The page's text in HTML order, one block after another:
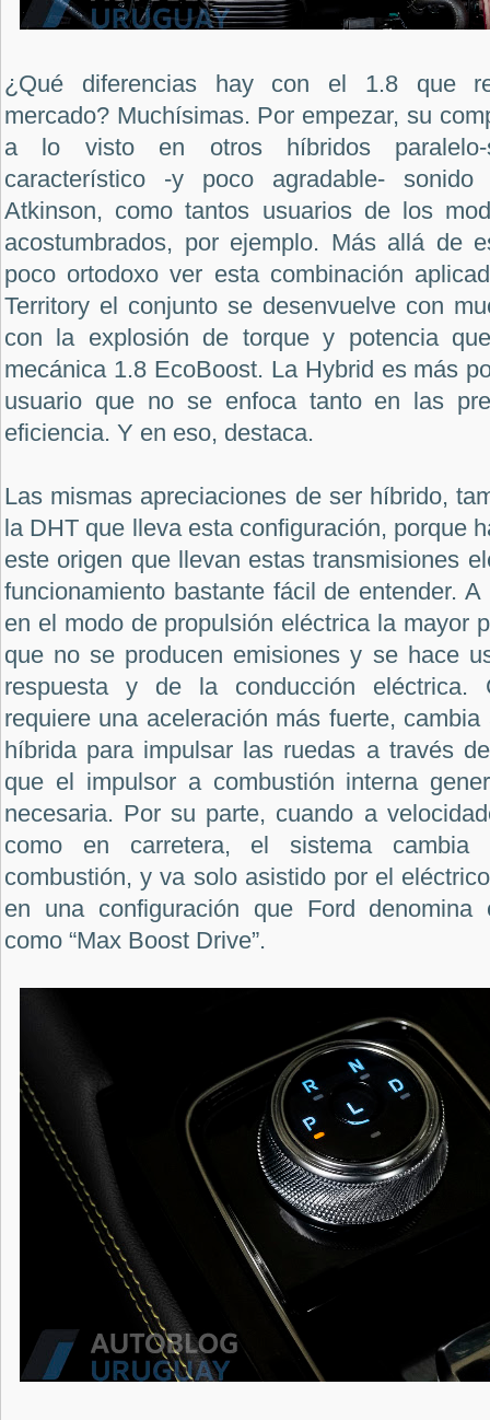
¿Qué diferencias hay con el 1.8 que
mercado? Muchísimas. Por empezar, su
a lo visto en otros híbridos paralelo-
característico -y poco agradable-
Atkinson, como tantos usuarios de los
acostumbrados, por ejemplo. Más allá de
poco ortodoxo ver esta combinación
Territory el conjunto se desenvuelve con
con la explosión de torque y potencia
mecánica 1.8 EcoBoost. La Hybrid es más
usuario que no se enfoca tanto en las
eficiencia. Y en eso, destaca.
Las mismas apreciaciones de ser híbrido,
la DHT que lleva esta configuración, porque
este origen que llevan estas transmisiones
funcionamiento bastante fácil de entender.
en el modo de propulsión eléctrica la mayor
que no se producen emisiones y se hace
respuesta y de la conducción eléctrica.
requiere una aceleración más fuerte,
híbrida para impulsar las ruedas a través
que el impulsor a combustión interna
necesaria. Por su parte, cuando a
como en carretera, el sistema
combustión, y va solo asistido por el
en una configuración que Ford denomina
como “Max Boost Drive”.